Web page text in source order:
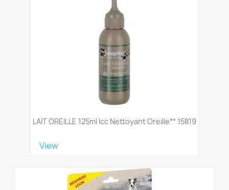
LAIT OREILLE 125ml Icc Nettoyant Oreille** 15819
View